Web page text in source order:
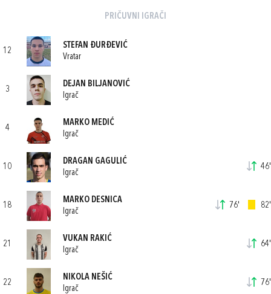
PRIČUVNI IGRAČI
12
STEFAN ĐURĐEVIĆ
Vratar
3
DEJAN BILJANOVIĆ
Igrač
4
MARKO MEDIĆ
Igrač
10
DRAGAN GAGULIĆ
Igrač
46'
18
MARKO DESNICA
Igrač
76' 82'
21
VUKAN RAKIĆ
Igrač
64'
22
NIKOLA NEŠIĆ
Igrač
76'